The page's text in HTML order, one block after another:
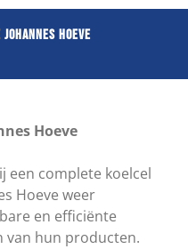
Hoeve
Hoeve
een complete koelcel
Hoeve weer
en efficiënte
van hun producten.